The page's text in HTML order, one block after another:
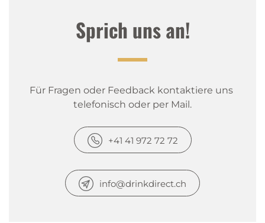
Sprich uns an!
Für Fragen oder Feedback kontaktiere uns
telefonisch oder per Mail.
+41 41 972 72 72
info@drinkdirect.ch